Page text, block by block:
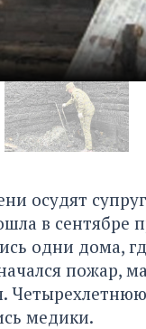
осудят
в сентябре
одни дома,
пожар,
медики.